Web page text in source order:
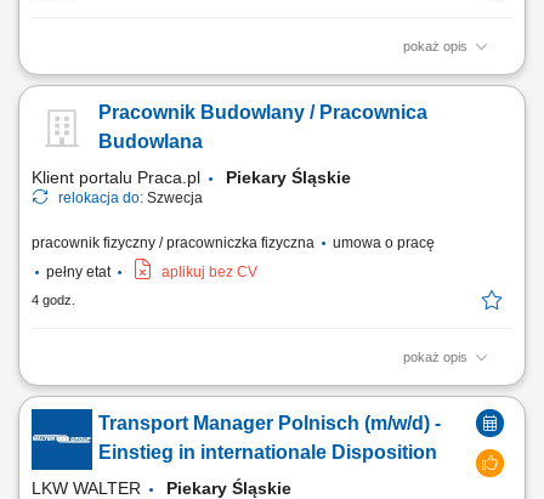
pokaż opis
Zadania: obsługa wózków widłowych wysokiego składu; obsługa
wagonów kolejowych; załadunek i rozładunek towarów; przestrzeganie
zasad bezpieczeństwa oraz obowiązujących procedur;
Pracownik Budowlany / Pracownica
Budowlana
Klient portalu Praca.pl Piekary Śląskie
relokacja do: Szwecja
pracownik fizyczny / pracowniczka fizyczna
umowa o pracę
pełny etat
aplikuj bez CV
4 godz.
pokaż opis
Asystowanie przy montażu konstrukcji ciesielskich, przygotowywaniu
zbrojeń oraz wylewaniu elementów żelbetowych. Realizowanie zadań z
zakresu prac wykończeniowych, naprawczych i kosmetyki budowlanej
na obiekcie. Dbaniu o stały ład, porządek i bezpieczeństwo w obszarze
prowadzenia robót....
Transport Manager Polnisch (m/w/d) -
Einstieg in internationale Disposition
LKW WALTER Piekary Śląskie